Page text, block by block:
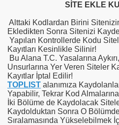
SİTE EKLE
Alttaki Kodlardan Birini
Ekledikten Sonra Sitenizi
Yapılan Kontrollerde Kodu
Kayıtları Kesinlikle Silinir!
Bu Alana T.C. Yasalarına
Unsurlarına Yer Veren Siteler
Kayıtlar İptal Edilir!
TOPLIST alanımıza
Yapabilir, Tekrar Kod
İki Bölüme de Kaydolacak
Kaydolduktan Sonra O
Sıralamasında Yükselebilmek